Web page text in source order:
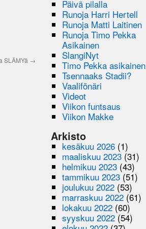
SLÄMYä →
Päivä pilalla
Runoja Harri Hertell
Runoja Matti Laitinen
Runoja Timo Pekka
Asikainen
SlangiNyt
Timo Pekka asikainen
Tsennaaks Stadii?
Vaalifönäri
Videot
Viikon funtsaus
Viikon Makke
Arkisto
kesäkuu 2026 (1)
maaliskuu 2023 (31)
helmikuu 2023 (43)
tammikuu 2023(51)
joulukuu 2022 (53)
marraskuu 2022 (61)
lokakuu 2022 (60)
syyskuu 2022(54)